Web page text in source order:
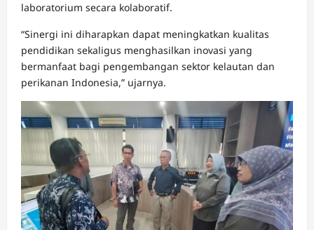
laboratorium secara kolaboratif.
“Sinergi ini diharapkan dapat meningkatkan kualitas
pendidikan sekaligus menghasilkan inovasi yang
bermanfaat bagi pengembangan sektor kelautan dan
perikanan Indonesia,” ujarnya.